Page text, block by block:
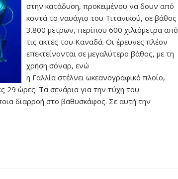
στην κατάδυση, προκειμένου να δουν από
κοντά το ναυάγιο του Τιτανικού, σε βάθος
3.800 μέτρων, περίπου 600 χιλιόμετρα από
τις ακτές του Καναδά. Οι έρευνες πλέον
επεκτείνονται σε μεγαλύτερο βάθος, με τη
χρήση σόναρ, ενώ
η Γαλλία στέλνει ωκεανογραφικό πλοίο,
29 ώρες. Τα σενάρια για την τύχη του
διαρροή στο βαθυσκάφος. Σε αυτή την